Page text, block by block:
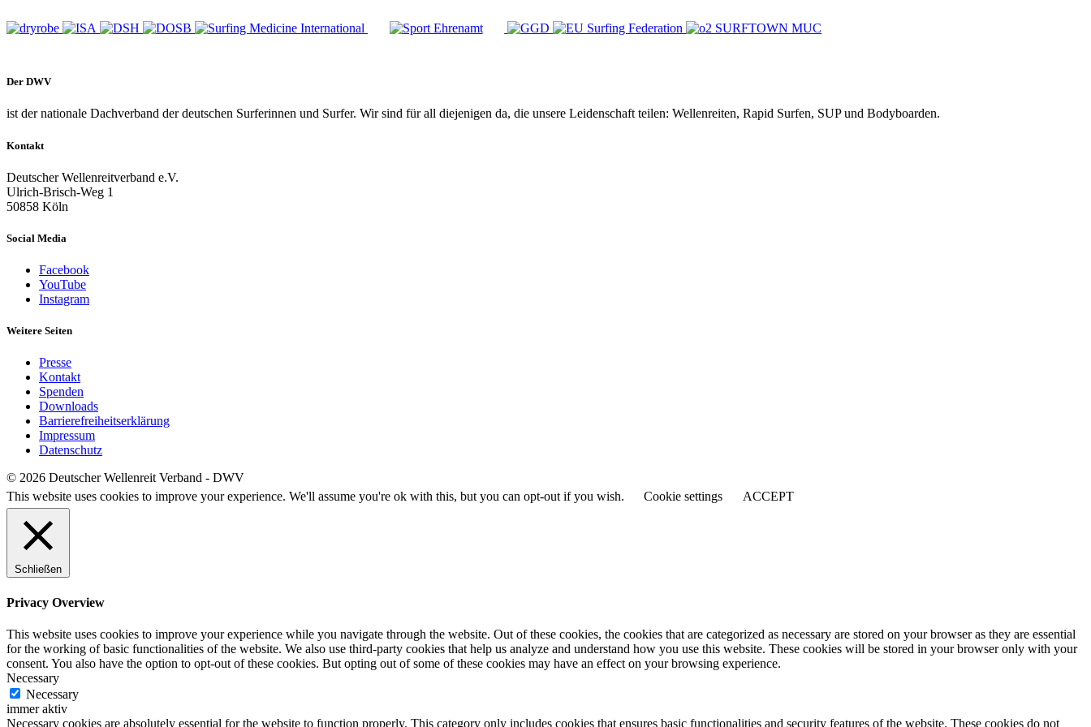
Der DWV
ist der nationale Dachverband der deutschen Surferinnen und Surfer. Wir sind für all diejenigen da, die unsere Leidenschaft teilen: Wellenreiten, Rapid Surfen, SUP und Bodyboarden.
Kontakt
Deutscher Wellenreitverband e.V.
Ulrich-Brisch-Weg 1
50858 Köln
Social Media
Facebook
YouTube
Instagram
Weitere Seiten
Presse
Kontakt
Spenden
Downloads
Barrierefreiheitserklärung
Impressum
Datenschutz
© 2026 Deutscher Wellenreit Verband - DWV
This website uses cookies to improve your experience. We'll assume you're ok with this, but you can opt-out if you wish.
Cookie settings ACCEPT
Schließen
Privacy Overview
This website uses cookies to improve your experience while you navigate through the website. Out of these cookies, the cookies that are categorized as necessary are stored on your browser as they are essential
for the working of basic functionalities of the website. We also use third-party cookies that help us analyze and understand how you use this website. These cookies will be stored in your browser only with your
consent. You also have the option to opt-out of these cookies. But opting out of some of these cookies may have an effect on your browsing experience.
Necessary
Necessary
immer aktiv
Necessary cookies are absolutely essential for the website to function properly. This category only includes cookies that ensures basic functionalities and security features of the website. These cookies do not